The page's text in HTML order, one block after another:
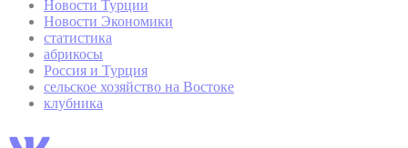
Новости Турции
Новости Экономики
статистика
абрикосы
Россия и Турция
сельское хозяйство на Востоке
клубника